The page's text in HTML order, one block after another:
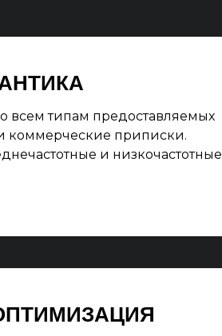
всем типам предоставляемых
коммерческие приписки.
и низкочастотные